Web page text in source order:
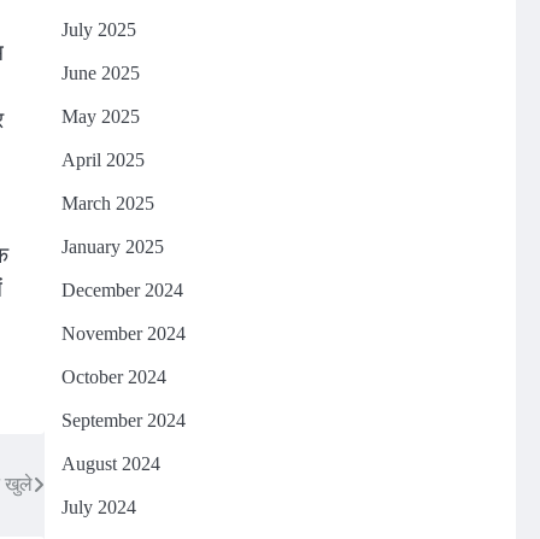
खुले
July 2025
June 2025
May 2025
April 2025
March 2025
January 2025
December 2024
November 2024
October 2024
September 2024
August 2024
July 2024